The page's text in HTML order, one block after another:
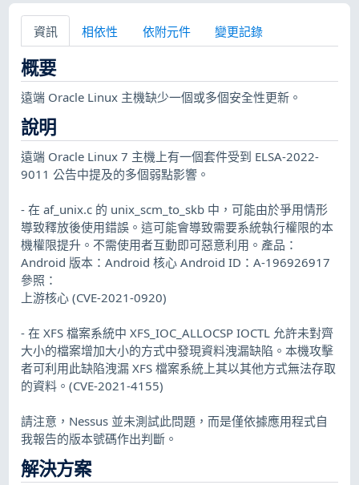
資訊 相依性 依附元件 變更記錄
概要
遠端 Oracle Linux 主機缺少一個或多個安全性更新。
說明
遠端 Oracle Linux 7 主機上有一個套件受到 ELSA-2022-
9011 公告中提及的多個弱點影響。
- 在 af_unix.c 的 unix_scm_to_skb 中，可能由於爭用情形
導致釋放後使用錯誤。這可能會導致需要系統執行權限的本
機權限提升。不需使用者互動即可惡意利用。產品：
Android 版本：Android 核心 Android ID：A-196926917
參照：
上游核心 (CVE-2021-0920)
- 在 XFS 檔案系統中 XFS_IOC_ALLOCSP IOCTL 允許未對齊
大小的檔案增加大小的方式中發現資料洩漏缺陷。本機攻擊
者可利用此缺陷洩漏 XFS 檔案系統上其以其他方式無法存取
的資料。(CVE-2021-4155)
請注意，Nessus 並未測試此問題，而是僅依據應用程式自
我報告的版本號碼作出判斷。
解決方案